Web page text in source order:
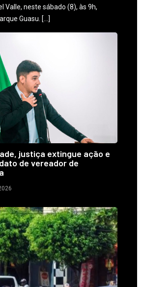
Valle, neste sábado (8), às 9h,
Guasu. […]
justiça extingue ação e
de vereador de